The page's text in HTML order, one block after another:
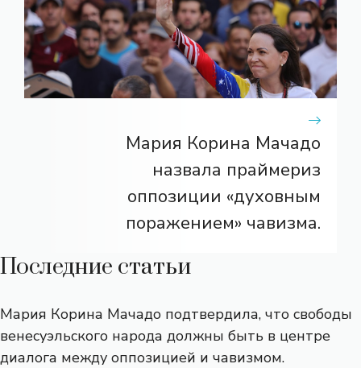
Мария Корина Мачадо
назвала праймериз
оппозиции «духовным
поражением» чавизма.
Последние статьи
Мария Корина Мачадо подтвердила, что свободы
венесуэльского народа должны быть в центре
диалога между оппозицией и чавизмом.